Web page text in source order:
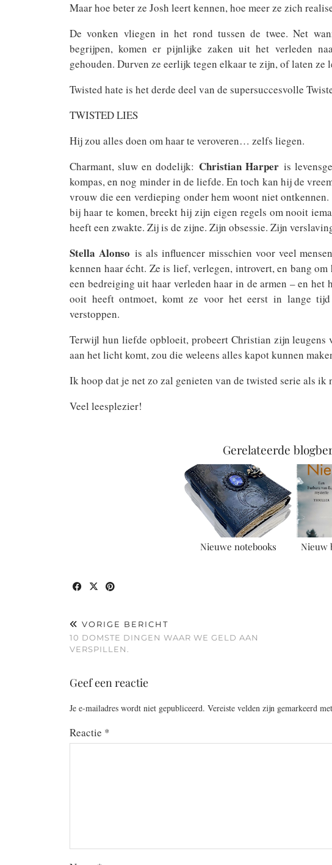
Maar hoe beter ze Josh leert kennen, hoe meer ze zich
De vonken vliegen in het rond tussen de twee. Net
begrijpen, komen er pijnlijke zaken uit het verleden
gehouden. Durven ze eerlijk tegen elkaar te zijn, of laten ze
Twisted hate is het derde deel van de supersuccesvolle
TWISTED LIES
Hij zou alles doen om haar te veroveren… zelfs liegen.
Charmant, sluw en dodelijk: Christian Harper is
kompas, en nog minder in de liefde. En toch kan hij de
vrouw die een verdieping onder hem woont niet
bij haar te komen, breekt hij zijn eigen regels om nooit
heeft een zwakte. Zij is de zijne. Zijn obsessie. Zijn
Stella Alonso is als influencer misschien voor veel
kennen haar écht. Ze is lief, verlegen, introvert, en bang
een bedreiging uit haar verleden haar in de armen – en
ooit heeft ontmoet, komt ze voor het eerst in lange
verstoppen.
Terwijl hun liefde opbloeit, probeert Christian zijn leugens
aan het licht komt, zou die weleens alles kapot kunnen
Ik hoop dat je net zo zal genieten van de twisted serie als ik
Veel leesplezier!
Gerelateerde
Nieuwe notebooks
Nieuw
VORIGE BERICHT
10 DOMSTE DINGEN WAAR WE GELD AAN
VERSPILLEN.
Geef een reactie
Je e-mailadres wordt niet gepubliceerd. Vereiste velden zijn gemarkeerd met
Reactie *